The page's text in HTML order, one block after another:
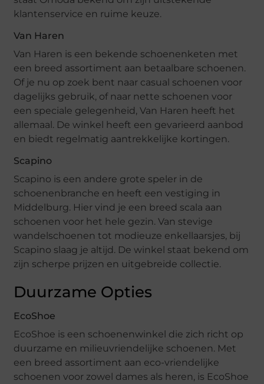
klantenservice en ruime keuze.
Van Haren
Van Haren is een bekende schoenenketen met
een breed assortiment aan betaalbare schoenen.
Of je nu op zoek bent naar casual schoenen voor
dagelijks gebruik, of naar nette schoenen voor
een speciale gelegenheid, Van Haren heeft het
allemaal. De winkel heeft een gevarieerd aanbod
en biedt regelmatig aantrekkelijke kortingen.
Scapino
Scapino is een andere grote speler in de
schoenenbranche en heeft een vestiging in
Middelburg. Hier vind je een breed scala aan
schoenen voor het hele gezin. Van stevige
wandelschoenen tot modieuze enkellaarsjes, bij
Scapino slaag je altijd. De winkel staat bekend om
zijn scherpe prijzen en uitgebreide collectie.
Duurzame Opties
EcoShoe
EcoShoe is een schoenenwinkel die zich richt op
duurzame en milieuvriendelijke schoenen. Met
een breed assortiment aan eco-vriendelijke
schoenen voor zowel dames als heren, is EcoShoe